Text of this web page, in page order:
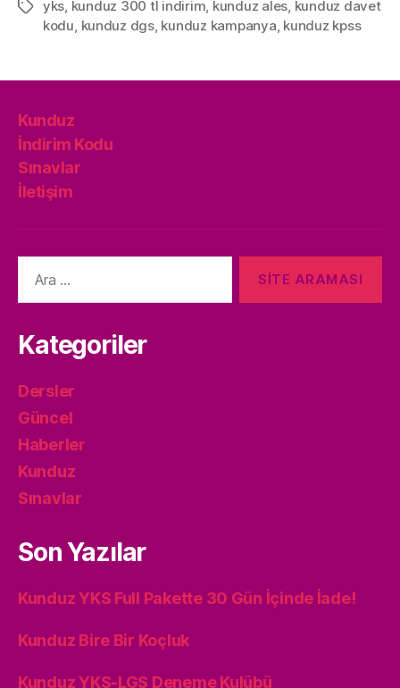
Etiketler
yks, kunduz 300 tl indirim, kunduz ales, kunduz davet
kodu, kunduz dgs, kunduz kampanya, kunduz kpss
Kunduz
İndirim Kodu
Sınavlar
İletişim
yap:
Kategoriler
Dersler
Güncel
Haberler
Kunduz
Sınavlar
Son Yazılar
Kunduz YKS Full Pakette 30 Gün İçinde İade!
Kunduz Bire Bir Koçluk
Kunduz YKS-LGS Deneme Kulübü